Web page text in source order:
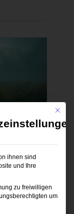
Mit
ihnen sind
und Ihre
zu freiwilligen
um